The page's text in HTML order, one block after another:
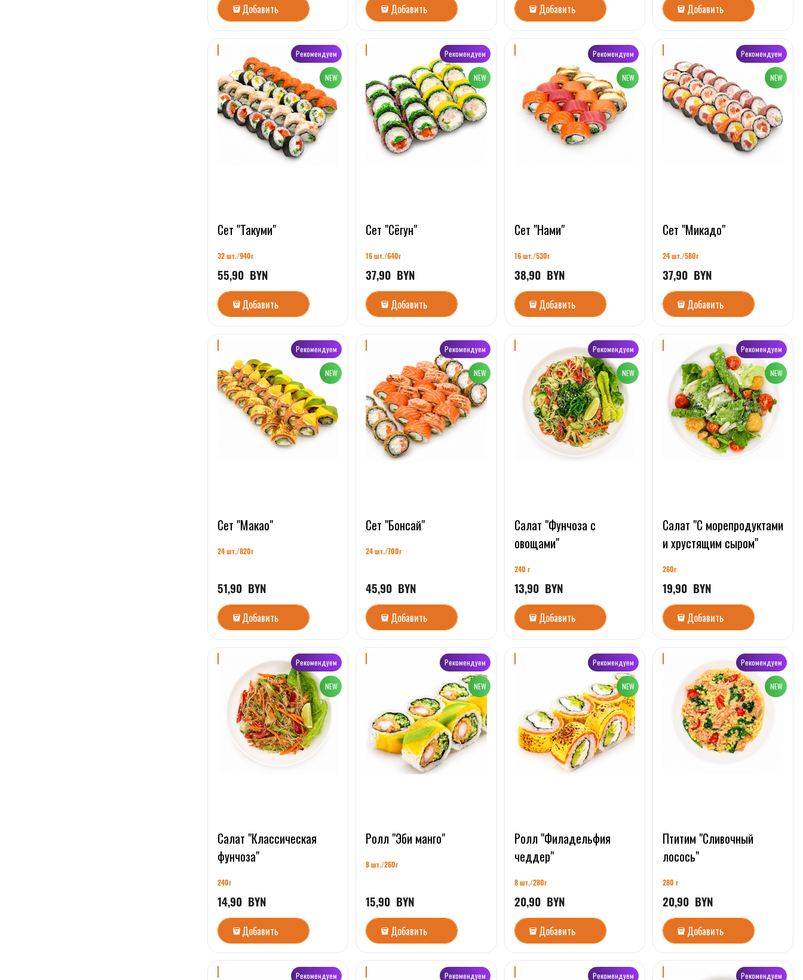
Добавить Добавить Добавить Добавить
Сет "Такуми"
32 шт./940г
Рекомендуем
55,90
  BYN
Добавить
Сет "Сёгун"
16 шт./640г
Рекомендуем
37,90
  BYN
Добавить
Сет "Нами"
16 шт./530г
Рекомендуем
38,90
  BYN
Добавить
Сет "Микадо"
24 шт./580г
Рекомендуем
37,90
  BYN
Добавить
Сет "Макао"
24 шт./820г
Рекомендуем
51,90
  BYN
Добавить
Сет "Бонсай"
24 шт./700г
Рекомендуем
45,90
  BYN
Добавить
Салат "Фунчоза с
овощами"
240 г
Рекомендуем
13,90
  BYN
Добавить
Салат "С морепродуктами
и хрустящим сыром"
260г
Рекомендуем
19,90
  BYN
Добавить
Салат "Классическая
фунчоза"
240г
Рекомендуем
14,90
  BYN
Добавить
Ролл "Эби манго"
8 шт./260г
Рекомендуем
15,90
  BYN
Добавить
Ролл "Филадельфия
чеддер"
8 шт./280г
Рекомендуем
20,90
  BYN
Добавить
Птитим "Сливочный
лосось"
280 г
Рекомендуем
20,90
  BYN
Добавить
Рекомендуем Рекомендуем Рекомендуем Рекомендуем